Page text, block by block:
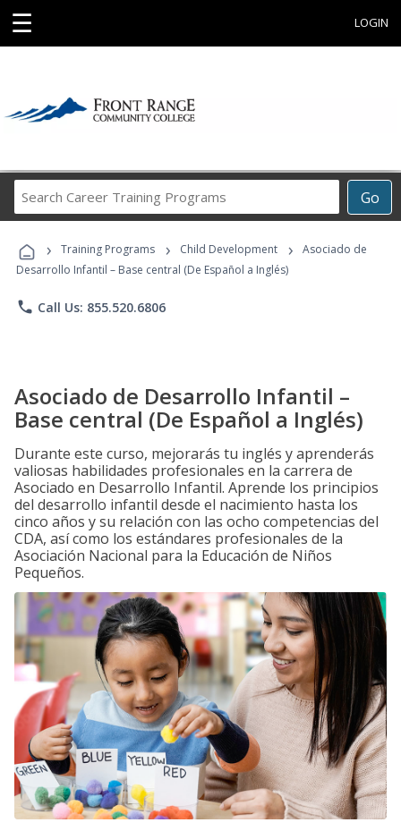
☰ LOGIN
Go
Career
Programs
› Training Programs › Child Development ›
Asociado de
Desarrollo Infantil – Base central (De Español a Inglés)
phone Call Us: 855.520.6806
Asociado de Desarrollo Infantil –
Base central (De Español a Inglés)
Durante este curso, mejorarás tu inglés y aprenderás
valiosas habilidades profesionales en la carrera de
Asociado en Desarrollo Infantil. Aprende los principios
del desarrollo infantil desde el nacimiento hasta los
cinco años y su relación con las ocho competencias del
CDA, así como los estándares profesionales de la
Asociación Nacional para la Educación de Niños
Pequeños.